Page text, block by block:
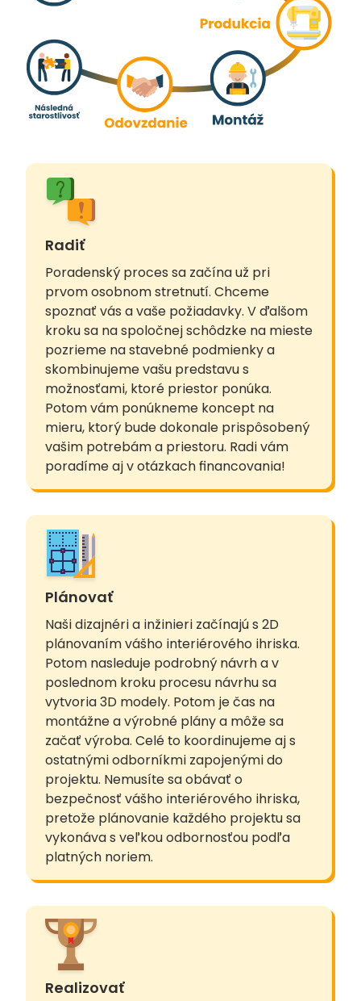
Radiť
Poradenský proces sa začína už pri
prvom osobnom stretnutí. Chceme
spoznať vás a vaše požiadavky. V ďalšom
kroku sa na spoločnej schôdzke na mieste
pozrieme na stavebné podmienky a
skombinujeme vašu predstavu s
možnosťami, ktoré priestor ponúka.
Potom vám ponúkneme koncept na
mieru, ktorý bude dokonale prispôsobený
vašim potrebám a priestoru. Radi vám
poradíme aj v otázkach financovania!
Plánovať
Naši dizajnéri a inžinieri začínajú s 2D
plánovaním vášho interiérového ihriska.
Potom nasleduje podrobný návrh a v
poslednom kroku procesu návrhu sa
vytvoria 3D modely. Potom je čas na
montážne a výrobné plány a môže sa
začať výroba. Celé to koordinujeme aj s
ostatnými odborníkmi zapojenými do
projektu. Nemusíte sa obávať o
bezpečnosť vášho interiérového ihriska,
pretože plánovanie každého projektu sa
vykonáva s veľkou odbornosťou podľa
platných noriem.
Realizovať